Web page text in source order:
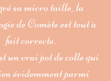
sa micro taille, la
de Comète est tout à
fait correcte.
un vrai pot de colle qui
évidemment parmi